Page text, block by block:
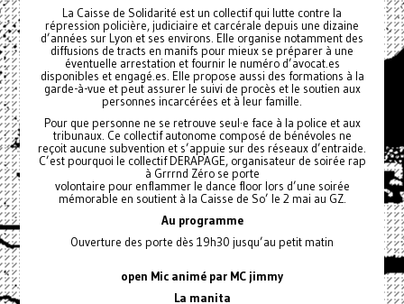
La Caisse de Solidarité est un collectif qui lutte contre la
répression policière, judiciaire et carcérale depuis une dizaine
d’années sur Lyon et ses environs. Elle organise notamment des
diffusions de tracts en manifs pour mieux se préparer à une
éventuelle arrestation et fournir le numéro d’avocat.es
disponibles et engagé.es. Elle propose aussi des formations à la
garde-à-vue et peut assurer le suivi de procès et le soutien aux
personnes incarcérées et à leur famille.
Pour que personne ne se retrouve seul·e face à la police et aux
tribunaux. Ce collectif autonome composé de bénévoles ne
reçoit aucune subvention et s’appuie sur des réseaux d’entraide.
C’est pourquoi le collectif DERAPAGE, organisateur de soirée rap
à Grrrnd Zéro se porte
volontaire pour enflammer le dance floor lors d’une soirée
mémorable en soutient à la Caisse de So’ le 2 mai au GZ.
Au programme
Ouverture des porte dès 19h30 jusqu’au petit matin
open Mic animé par MC jimmy
La manita